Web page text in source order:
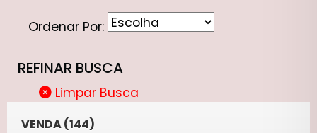
Ordenar Por:
REFINAR BUSCA
Limpar Busca
VENDA (144)